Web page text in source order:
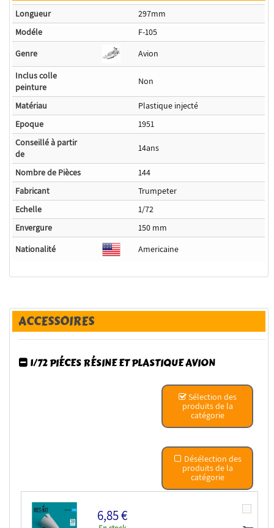
Longueur
297mm
Modéle
F-105
Genre
Avion
Inclus colle
peinture
Non
Matériau
Plastique injecté
Epoque
1951
Conseillé à partir
de
14ans
Nombre de Pièces
144
Fabricant
Trumpeter
Echelle
1/72
Envergure
150 mm
Nationalité
Americaine
ACCESSOIRES
1/72 PIÉCES RÉSINE ET PLASTIQUE AVION
Sélection des
produits de la
catégorie
Désélection des
produits de la
catégorie
6,85 €